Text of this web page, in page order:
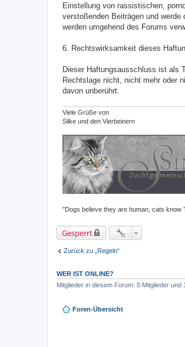
Einstellung von rassistischen,
verstoßenden Beiträgen und
werden umgehend des Forums
6. Rechtswirksamkeit dieses
Dieser Haftungsausschluss ist als
Rechtslage nicht, nicht mehr oder
davon unberührt.
Viele Grüße von
Silke und den Vierbeinern
"Dogs believe they are human, cats know
Gesperrt
Zurück zu „Regeln“
WER IST ONLINE?
Mitglieder in diesem Forum: 0 Mitglieder und
Foren-Übersicht